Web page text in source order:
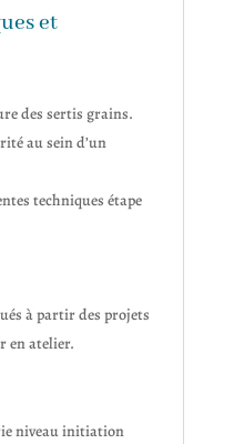
et
des sertis grains.
au sein d’un
techniques étape
à partir des projets
en atelier.
niveau initiation